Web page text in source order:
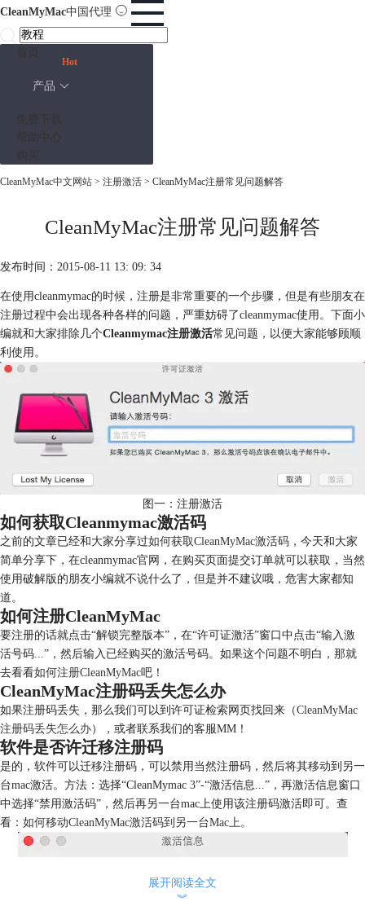
CleanMyMac中国代理
产品
Hot
CleanMyMac中文网站 > 注册激活 > CleanMyMac注册常见问题解答
CleanMyMac注册常见问题解答
发布时间：2015-08-11 13: 09: 34
在使用cleanmymac的时候，注册是非常重要的一个步骤，但是有些朋友在
注册过程中会出现各种各样的问题，严重妨碍了cleanmymac使用。下面小
编就和大家排除几个Cleanmymac注册激活常见问题，以便大家能够顾顺
利使用。
图一：注册激活
如何获取Cleanmymac激活码
之前的文章已经和大家分享过如何获取CleanMyMac激活码 ，今天和大家
简单分享下，在cleanmymac官网，在购买页面提交订单就可以获取，当然
使用破解版的朋友小编就不说什么了，但是并不建议哦，危害大家都知
道。
如何注册CleanMyMac
要注册的话就点击“解锁完整版本”，在“许可证激活”窗口中点击“输入激
活号码...”，然后输入已经购买的激活号码。如果这个问题不明白，那就
去看看如何注册CleanMyMac吧！
CleanMyMac注册码丢失怎么办
如果注册码丢失，那么我们可以到许可证检索网页找回来（CleanMyMac
注册码丢失怎么办），或者联系我们的客服MM！
软件是否许迁移注册码
是的，软件可以迁移注册码，可以禁用当然注册码，然后将其移动到另一
台mac激活。方法：选择“CleanMymac 3”-“激活信息...”，再激活信息窗口
中选择“禁用激活码”，然后再另一台mac上使用该注册码激活即可。查
看： 如何移动CleanMyMac激活码到另一台Mac上。
展开阅读全文
︾